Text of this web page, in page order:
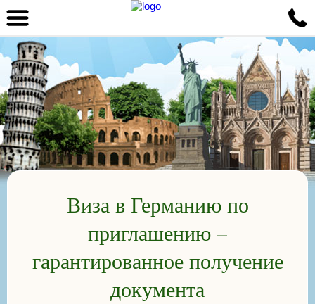
Виза в Германию по
приглашению –
гарантированное получение
документа